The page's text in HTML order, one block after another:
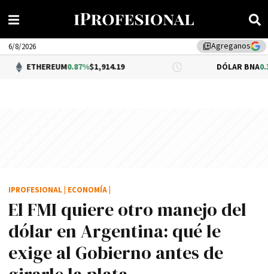
library_addAgreganos
6/8/2026
0.87%$1,914.19 DÓLAR BNA 0.34%
El FMI quiere otro manejo del
dólar en Argentina: qué le
exige al Gobierno antes de
IPROFESIONAL ECONOMÍA